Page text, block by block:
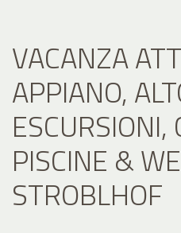
VACANZA
APPIANO,
ESCURSIONI,
PISCINE &
STROBLHOF